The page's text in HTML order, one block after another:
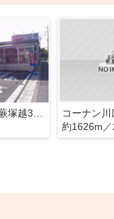
ビッグ・エー蕨塚越3丁目店
コーナン
約1626m